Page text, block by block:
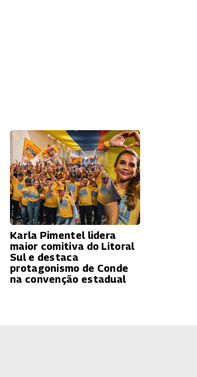
Karla Pimentel lidera
maior comitiva do Litoral
Sul e destaca
protagonismo de Conde
na convenção estadual